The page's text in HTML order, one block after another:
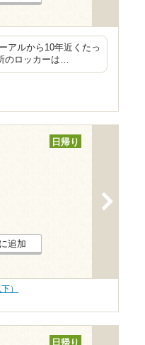
アルから10年近くたっ
のロッカーは…
日帰り
追加
）
日帰り